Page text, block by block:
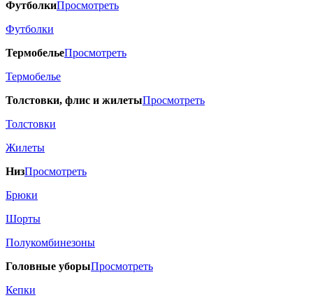
ФутболкиПросмотреть
Футболки
ТермобельеПросмотреть
Термобелье
Толстовки, флис и жилетыПросмотреть
Толстовки
Жилеты
НизПросмотреть
Брюки
Шорты
Полукомбинезоны
Головные уборыПросмотреть
Кепки